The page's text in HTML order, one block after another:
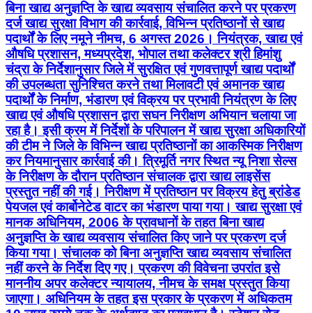
बिना खाद्य अनुज्ञप्ति के खाद्य व्यवसाय संचालित करने पर प्रकरण
दर्ज खाद्य सुरक्षा विभाग की कार्रवाई, विभिन्न प्रतिष्ठानों से खाद्य
पदार्थों के लिए नमूने नीमच, 6 अगस्त 2026। नियंत्रक, खाद्य एवं
औषधि प्रशासन, मध्यप्रदेश, भोपाल तथा कलेक्टर श्री हिमांशु
चंद्रा के निर्देशानुसार जिले में सुरक्षित एवं गुणवत्तापूर्ण खाद्य पदार्थों
की उपलब्धता सुनिश्चित करने तथा मिलावटी एवं अमानक खाद्य
पदार्थों के निर्माण, भंडारण एवं विक्रय पर प्रभावी नियंत्रण के लिए
खाद्य एवं औषधि प्रशासन द्वारा सघन निरीक्षण अभियान चलाया जा
रहा है। इसी क्रम में निर्देशों के परिपालन में खाद्य सुरक्षा अधिकारियों
की टीम ने जिले के विभिन्न खाद्य प्रतिष्ठानों का आकस्मिक निरीक्षण
कर नियमानुसार कार्रवाई की। त्रिमूर्ति नगर स्थित न्यू निशा सेल्स
के निरीक्षण के दौरान प्रतिष्ठान संचालक द्वारा खाद्य लाइसेंस
प्रस्तुत नहीं की गई। निरीक्षण में प्रतिष्ठान पर विक्रय हेतु ब्रांडेड
पेयजल एवं कार्बोनेटेड वाटर का भंडारण पाया गया। खाद्य सुरक्षा एवं
मानक अधिनियम, 2006 के प्रावधानों के तहत बिना खाद्य
अनुज्ञप्ति के खाद्य व्यवसाय संचालित किए जाने पर प्रकरण दर्ज
किया गया। संचालक को बिना अनुज्ञप्ति खाद्य व्यवसाय संचालित
नहीं करने के निर्देश दिए गए। प्रकरण की विवेचना उपरांत इसे
माननीय अपर कलेक्टर न्यायालय, नीमच के समक्ष प्रस्तुत किया
जाएगा। अधिनियम के तहत इस प्रकार के प्रकरण में अधिकतम